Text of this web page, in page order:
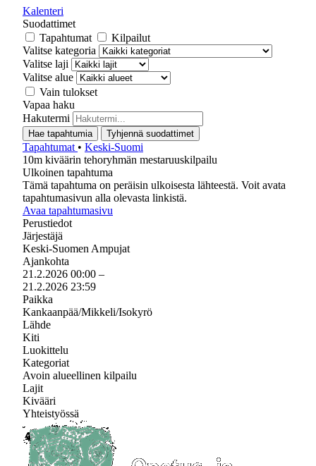
Kalenteri
Suodattimet
Tapahtumat
Kilpailut
Valitse kategoria
Valitse laji
Valitse alue
Vain tulokset
Vapaa haku
Hakutermi
Hae tapahtumia Tyhjennä suodattimet
Tapahtumat • Keski-Suomi
10m kiväärin tehoryhmän mestaruuskilpailu
Ulkoinen tapahtuma
Tämä tapahtuma on peräisin ulkoisesta lähteestä. Voit avata
tapahtumasivun alla olevasta linkistä.
Avaa tapahtumasivu
Perustiedot
Järjestäjä
Keski-Suomen Ampujat
Ajankohta
21.2.2026 00:00 –
21.2.2026 23:59
Paikka
Kankaanpää/Mikkeli/Isokyrö
Lähde
Kiti
Luokittelu
Kategoriat
Avoin alueellinen kilpailu
Lajit
Kivääri
Yhteistyössä